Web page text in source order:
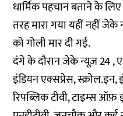
धार्मिक पहचान बताने के
तरह मारा गया यहीं नहीं
को गोली मार दी गई.
दंगे के दौरान जेके न्यूज़ 24 ,
इंडियन एक्सप्रेस, स्क्रोल.इन,
रिपब्लिक टीवी, टाइम्स ऑफ़